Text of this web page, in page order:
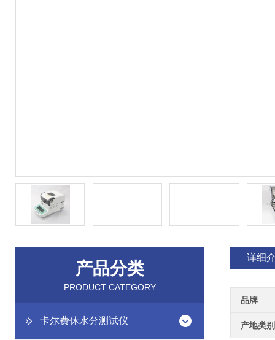
产品分类
PRODUCT CATEGORY
卡尔费休水分测试仪
详细
品牌
产地类别